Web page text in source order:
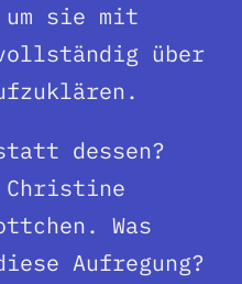
um sie mit
über
statt dessen?
Christine
Was
Aufregung?